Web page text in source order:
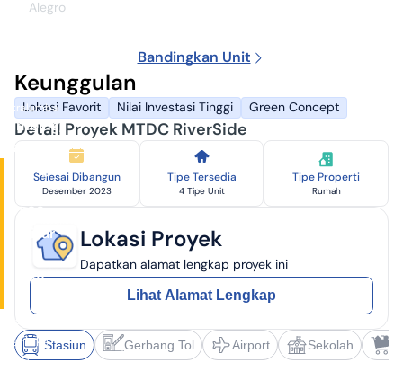
MTDC
Mitralumba
Blimbing,
Malang
Harga
1,93
Miliar
2,01
± 30
menit ke
Bandara
Alegro
Bandingkan Unit
Keunggulan
Lokasi Favorit Nilai Investasi Tinggi Green Concept
Detail Proyek MTDC RiverSide
Selesai Dibangun
Desember 2023
Tipe Tersedia
4 Tipe Unit
Tipe Properti
Rumah
Lokasi Proyek
Dapatkan alamat lengkap proyek ini
Lihat Alamat Lengkap
Stasiun Gerbang Tol Airport Sekolah